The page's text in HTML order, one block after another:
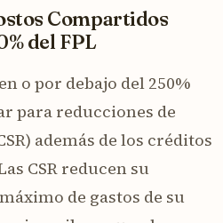
Compartidos
del FPL
o por debajo del 250%
para reducciones de
además de los créditos
CSR reducen su
de gastos de su